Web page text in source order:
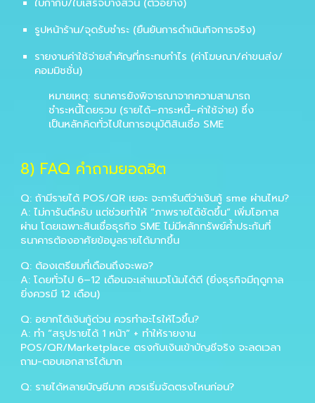
รูปหน้าร้าน/จุดรับชำระ (ยืนยันการดำเนินกิจการจริง)
รายงานค่าใช้จ่ายสำคัญที่กระทบกำไร (ค่าโฆษณา/ค่าขนส่ง/
คอมมิชชั่น)
หมายเหตุ: ธนาคารยังพิจารณาจากความสามารถ
ชำระหนี้โดยรวม (รายได้–ภาระหนี้–ค่าใช้จ่าย) ซึ่ง
เป็นหลักคิดทั่วไปในการอนุมัติสินเชื่อ SME
8) FAQ คำถามยอดฮิต
Q: ถ้ามีรายได้ POS/QR เยอะ จะการันตีว่าเงินกู้ sme ผ่านไหม?
A: ไม่การันตีครับ แต่ช่วยทำให้ “ภาพรายได้ชัดขึ้น” เพิ่มโอกาส
ผ่าน โดยเฉพาะสินเชื่อธุรกิจ SME ไม่มีหลักทรัพย์ค้ำประกันที่
ธนาคารต้องอาศัยข้อมูลรายได้มากขึ้น
Q: ต้องเตรียมกี่เดือนถึงจะพอ?
A: โดยทั่วไป 6–12 เดือนจะเล่าแนวโน้มได้ดี (ยิ่งธุรกิจมีฤดูกาล
ยิ่งควรมี 12 เดือน)
Q: อยากได้เงินกู้ด่วน ควรทำอะไรให้ไวขึ้น?
A: ทำ “สรุปรายได้ 1 หน้า” + ทำให้รายงาน
POS/QR/Marketplace ตรงกับเงินเข้าบัญชีจริง จะลดเวลา
ถาม-ตอบเอกสารได้มาก
Q: รายได้หลายบัญชีมาก ควรเริ่มจัดตรงไหนก่อน?